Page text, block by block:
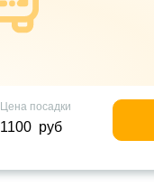
Цена посадки
1100 руб